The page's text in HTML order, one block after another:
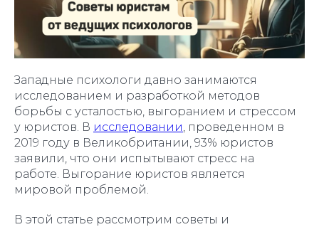
Западные психологи давно занимаются
исследованием и разработкой методов
борьбы с усталостью, выгоранием и стрессом
у юристов. В исследовании, проведенном в
2019 году в Великобритании, 93% юристов
заявили, что они испытывают стресс на
работе. Выгорание юристов является
мировой проблемой.
В этой статье рассмотрим советы и